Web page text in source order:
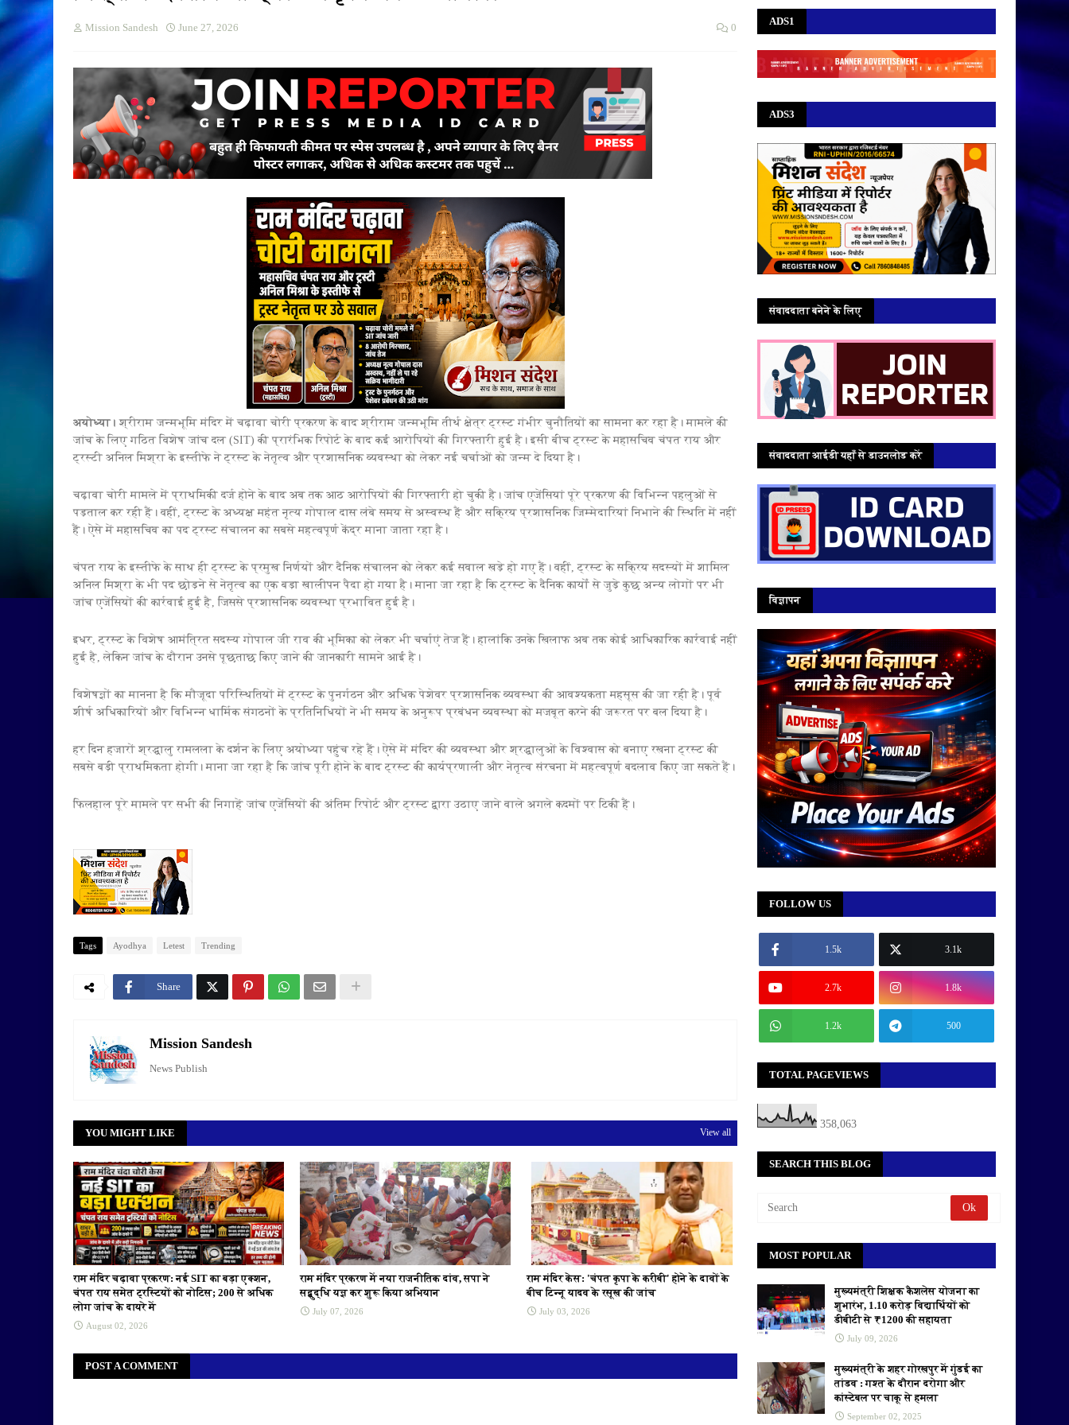
Mission Sandesh June 27, 2026 0
अयोध्या। श्रीराम जन्मभूमि मंदिर में चढ़ावा चोरी प्रकरण के बाद श्रीराम जन्मभूमि तीर्थ क्षेत्र ट्रस्ट गंभीर चुनौतियों का सामना कर रहा है। मामले की
जांच के लिए गठित विशेष जांच दल (SIT) की प्रारंभिक रिपोर्ट के बाद कई आरोपियों की गिरफ्तारी हुई है। इसी बीच ट्रस्ट के महासचिव चंपत राय और
ट्रस्टी अनिल मिश्रा के इस्तीफे ने ट्रस्ट के नेतृत्व और प्रशासनिक व्यवस्था को लेकर नई चर्चाओं को जन्म दे दिया है।
चढ़ावा चोरी मामले में प्राथमिकी दर्ज होने के बाद अब तक आठ आरोपियों की गिरफ्तारी हो चुकी है। जांच एजेंसियां पूरे प्रकरण की विभिन्न पहलुओं से
पड़ताल कर रही हैं। वहीं, ट्रस्ट के अध्यक्ष महंत नृत्य गोपाल दास लंबे समय से अस्वस्थ हैं और सक्रिय प्रशासनिक जिम्मेदारियां निभाने की स्थिति में नहीं
हैं। ऐसे में महासचिव का पद ट्रस्ट संचालन का सबसे महत्वपूर्ण केंद्र माना जाता रहा है।
चंपत राय के इस्तीफे के साथ ही ट्रस्ट के प्रमुख निर्णयों और दैनिक संचालन को लेकर कई सवाल खड़े हो गए हैं। वहीं, ट्रस्ट के सक्रिय सदस्यों में शामिल
अनिल मिश्रा के भी पद छोड़ने से नेतृत्व का एक बड़ा खालीपन पैदा हो गया है। माना जा रहा है कि ट्रस्ट के दैनिक कार्यों से जुड़े कुछ अन्य लोगों पर भी
जांच एजेंसियों की कार्रवाई हुई है, जिससे प्रशासनिक व्यवस्था प्रभावित हुई है।
इधर, ट्रस्ट के विशेष आमंत्रित सदस्य गोपाल जी राव की भूमिका को लेकर भी चर्चाएं तेज हैं। हालांकि उनके खिलाफ अब तक कोई आधिकारिक कार्रवाई नहीं
हुई है, लेकिन जांच के दौरान उनसे पूछताछ किए जाने की जानकारी सामने आई है।
विशेषज्ञों का मानना है कि मौजूदा परिस्थितियों में ट्रस्ट के पुनर्गठन और अधिक पेशेवर प्रशासनिक व्यवस्था की आवश्यकता महसूस की जा रही है। पूर्व
शीर्ष अधिकारियों और विभिन्न धार्मिक संगठनों के प्रतिनिधियों ने भी समय के अनुरूप प्रबंधन व्यवस्था को मजबूत करने की जरूरत पर बल दिया है।
हर दिन हजारों श्रद्धालु रामलला के दर्शन के लिए अयोध्या पहुंच रहे हैं। ऐसे में मंदिर की व्यवस्था और श्रद्धालुओं के विश्वास को बनाए रखना ट्रस्ट की
सबसे बड़ी प्राथमिकता होगी। माना जा रहा है कि जांच पूरी होने के बाद ट्रस्ट की कार्यप्रणाली और नेतृत्व संरचना में महत्वपूर्ण बदलाव किए जा सकते हैं।
फिलहाल पूरे मामले पर सभी की निगाहें जांच एजेंसियों की अंतिम रिपोर्ट और ट्रस्ट द्वारा उठाए जाने वाले अगले कदमों पर टिकी हैं।
Tags Ayodhya Letest Trending
Share
Mission Sandesh
News Publish
YOU MIGHT LIKE View all
राम मंदिर चढ़ावा प्रकरण: नई SIT का बड़ा एक्शन,
चंपत राय समेत ट्रस्टियों को नोटिस; 200 से अधिक
लोग जांच के दायरे में
August 02, 2026
राम मंदिर प्रकरण में नया राजनीतिक दांव, सपा ने
सद्बुद्धि यज्ञ कर शुरू किया अभियान
July 07, 2026
राम मंदिर केस: 'चंपत कृपा के करीबी' होने के दावों के
बीच टिन्नू यादव के रसूख की जांच
July 03, 2026
POST A COMMENT
ADS1
ADS3
संवाददाता बनेने के लिए
संवाददाता आईडी यहाँ से डाउनलोड करें
विज्ञापन
FOLLOW US
1.5k 3.1k
2.7k 1.8k
1.2k 500
TOTAL PAGEVIEWS
358,063
SEARCH THIS BLOG
MOST POPULAR
मुख्यमंत्री शिक्षक कैशलेस योजना का
शुभारंभ, 1.10 करोड़ विद्यार्थियों को
डीबीटी से ₹1200 की सहायता
July 09, 2026
मुख्यमंत्री के शहर गोरखपुर में गुंडई का
तांडव : गश्त के दौरान दरोगा और
कांस्टेबल पर चाकू से हमला
September 02, 2025